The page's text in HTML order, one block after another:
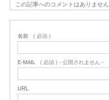
この記事へのコメントはありません
名前 ( 必須 )
E-MAIL ( 必須 ) - 公開されません -
URL